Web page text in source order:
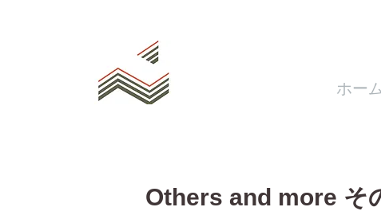
ホー
Others and more そ